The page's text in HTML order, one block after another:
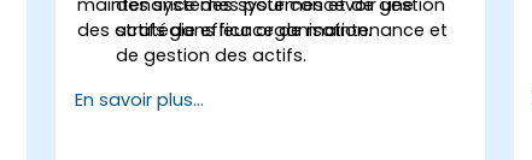
des actifs dans leur organisation.
stratégie efficace de maintenance et
de gestion des actifs.
d'aborder le diagnostic, le pronostic et
En savoir plus...